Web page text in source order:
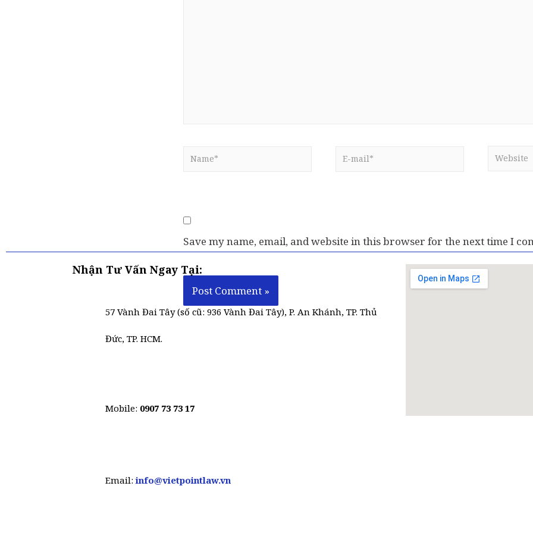
Save my name, email, and website in this browser for the next time I
Nhận Tư Vấn Ngay Tại:
57 Vành Đai Tây (số cũ: 936 Vành Đai Tây), P. An Khánh, TP. Thủ
Đức, TP. HCM.
Mobile: 0907 73 73 17
Email:info@vietpointlaw.vn